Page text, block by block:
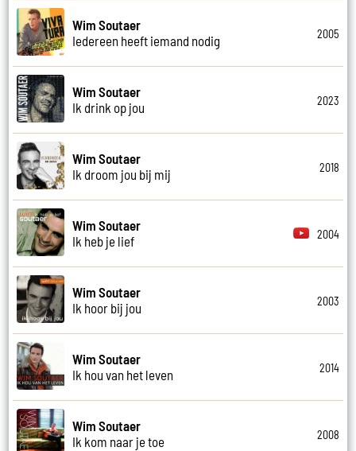
Wim Soutaer
Iedereen heeft iemand nodig
2005
Wim Soutaer
Ik drink op jou
2023
Wim Soutaer
Ik droom jou bij mij
2018
Wim Soutaer
Ik heb je lief
2004
Wim Soutaer
Ik hoor bij jou
2003
Wim Soutaer
Ik hou van het leven
2014
Wim Soutaer
Ik kom naar je toe
2008